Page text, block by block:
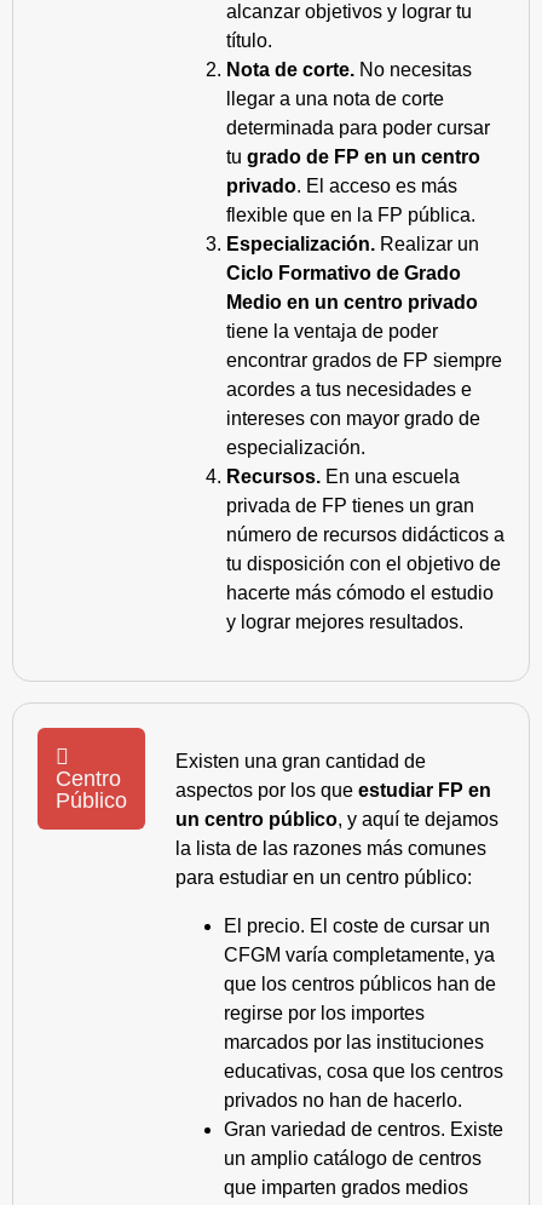
alcanzar objetivos y lograr tu
título.
Nota de corte. No necesitas
llegar a una nota de corte
determinada para poder cursar
tu grado de FP en un centro
privado. El acceso es más
flexible que en la FP pública.
Especialización. Realizar un
Ciclo Formativo de Grado
Medio en un centro privado
tiene la ventaja de poder
encontrar grados de FP siempre
acordes a tus necesidades e
intereses con mayor grado de
especialización.
Recursos. En una escuela
privada de FP tienes un gran
número de recursos didácticos a
tu disposición con el objetivo de
hacerte más cómodo el estudio
y lograr mejores resultados.
Centro
Público
Existen una gran cantidad de
aspectos por los que estudiar FP en
un centro público, y aquí te dejamos
la lista de las razones más comunes
para estudiar en un centro público:
El precio. El coste de cursar un
CFGM varía completamente, ya
que los centros públicos han de
regirse por los importes
marcados por las instituciones
educativas, cosa que los centros
privados no han de hacerlo.
Gran variedad de centros. Existe
un amplio catálogo de centros
que imparten grados medios